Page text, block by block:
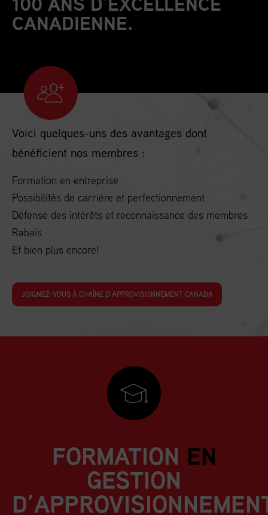
CANADIENNE.
Voici quelques-uns des avantages dont
bénéficient nos membres :
Formation en entreprise
Possibilités de carrière et perfectionnement
Défense des intérêts et reconnaissance des membres
Rabais
Et bien plus encore!
JOIGNEZ-VOUS À CHAÎNE D’APPROVISIONNEMENT CANADA
FORMATION EN
GESTION